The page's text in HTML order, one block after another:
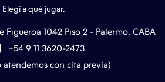
Figueroa 1042 Piso 2 - Palermo, CABA
+54 9 11 3620-2473
atendemos con cita previa)